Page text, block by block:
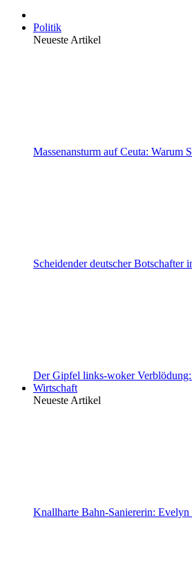
Politik
Neueste Artikel
Massenansturm auf Ceuta: Warum
Scheidender deutscher
Der Gipfel links-woker
Wirtschaft
Neueste Artikel
Knallharte Bahn-Saniererin: